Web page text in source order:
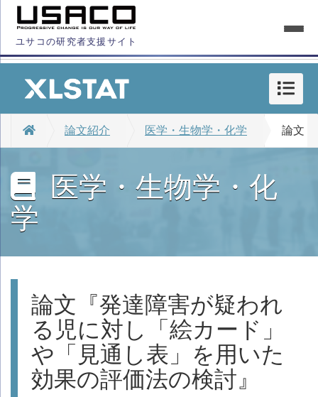
ユサコの研究者支援サイト
論文紹介 医学・生物学・化学 論文
医学・生物学・化
学
論文『発達障害が疑われ
る児に対し「絵カード」
や「見通し表」を用いた
効果の評価法の検討』